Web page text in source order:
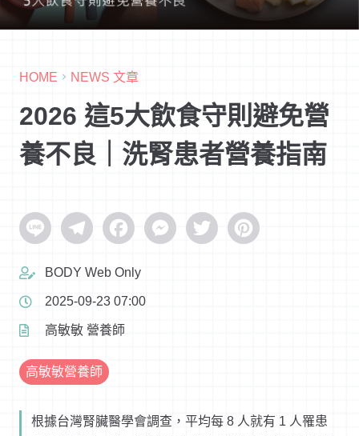
HOME NEWS 文章
2026 這5大飲食守則避免營
養不良｜洗腎患者營養指南
Line TelegramFacebookMessenger
Twitter Pinterest
BODY Web Only
2025-09-23 07:00
高敏敏 營養師
高敏敏營養師
根據台灣腎臟醫學會調查，平均每 8 人就有 1 人罹患